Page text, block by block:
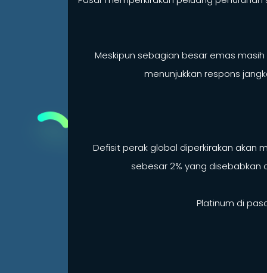
Meskipun sebagian besar emas
menunjukkan respons
Defisit perak global diperkirakan akan
sebesar 2% yang disebabkan
Platinum di